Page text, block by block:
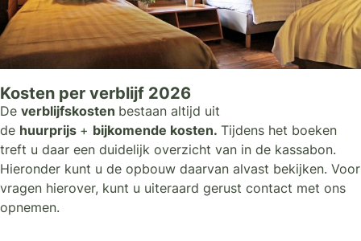
Kosten per verblijf 2026
De verblijfskosten bestaan altijd uit
de huurprijs + bijkomende kosten. Tijdens het boeken
treft u daar een duidelijk overzicht van in de kassabon.
Hieronder kunt u de opbouw daarvan alvast bekijken. Voor
vragen hierover, kunt u uiteraard gerust contact met ons
opnemen.